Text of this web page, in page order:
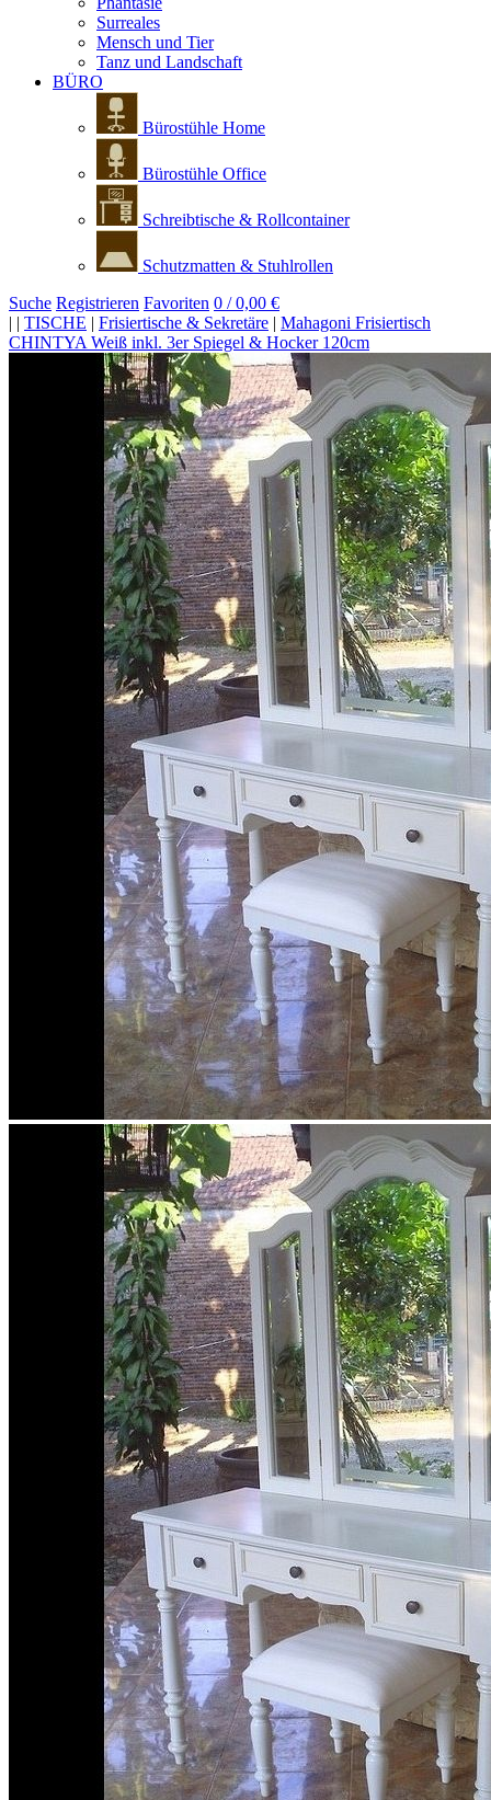
Surreales
Mensch und Tier
Tanz und Landschaft
BÜRO
Bürostühle Home
Bürostühle Office
Schreibtische & Rollcontainer
Schutzmatten & Stuhlrollen
Suche Registrieren Favoriten 0 / 0,00 €
| | TISCHE | Frisiertische & Sekretäre | Mahagoni Frisiertisch
CHINTYA Weiß inkl. 3er Spiegel & Hocker 120cm